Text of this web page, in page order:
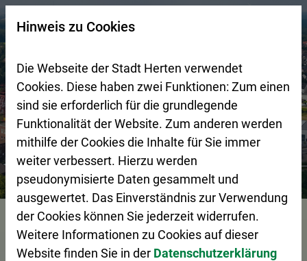
Zur Startseite (Schnelltaste 0)
Zum Seitenanfang springen (Schnelltaste A)
Zur Navigation/Menü springen (Schnelltaste M)
Zur Suche springen (Schnelltaste 8)
Zum Inhalt springen (Schnelltaste I)
Zum Fußbereich springen (Schnelltaste Z)
Stadtgestaltung Wirtschaftsförderung Tag der
Vorlesen
Suchseite mit Schnellsuche
Hinweis zu Cookies
Die Webseite der Stadt Herten verwendet
Cookies. Diese haben zwei Funktionen: Zum einen
sind sie erforderlich für die grundlegende
Funktionalität der Website. Zum anderen werden
mithilfe der Cookies die Inhalte für Sie immer
weiter verbessert. Hierzu werden
pseudonymisierte Daten gesammelt und
ausgewertet. Das Einverständnis zur Verwendung
der Cookies können Sie jederzeit widerrufen.
Weitere Informationen zu Cookies auf dieser
Website finden Sie in der Datenschutzerklärung